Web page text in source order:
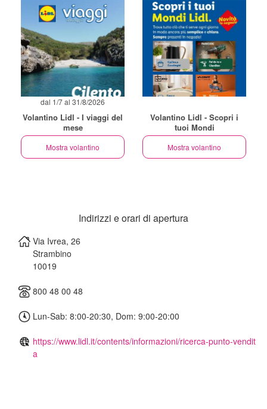
dal 1/7 al 31/8/2026
Volantino Lidl - I viaggi del
mese
Mostra volantino
Volantino Lidl - Scopri i
tuoi Mondi
Mostra volantino
Indirizzi e orari di apertura
Via Ivrea, 26
Strambino
10019
800 48 00 48
Lun-Sab: 8:00-20:30, Dom: 9:00-20:00
https://www.lidl.it/contents/informazioni/ricerca-punto-vendit
a